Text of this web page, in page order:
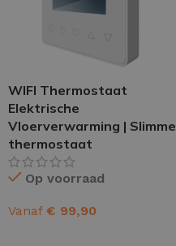
WIFI Thermostaat
Elektrische
Vloerverwarming | Slimme
thermostaat
Op voorraad
Vanaf € 99,90